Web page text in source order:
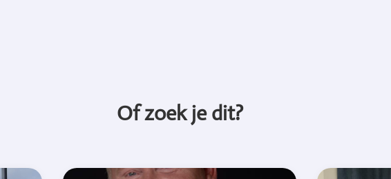
Of zoek je dit?